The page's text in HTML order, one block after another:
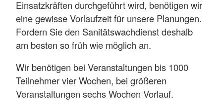
Einsatzkräften durchgeführt wird, benötigen wir
eine gewisse Vorlaufzeit für unsere Planungen.
Fordern Sie den Sanitätswachdienst deshalb
am besten so früh wie möglich an.
Wir benötigen bei Veranstaltungen bis 1000
Teilnehmer vier Wochen, bei größeren
Veranstaltungen sechs Wochen Vorlauf.